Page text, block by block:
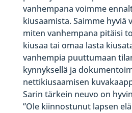
vanhempana voimme
kiusaamista. Saimme hyviä
miten vanhempana pitäisi
kiusaa tai omaa lasta
vanhempia puuttumaan
kynnyksellä ja
nettikiusaamisen
Sarin tärkein neuvo on
”Ole kiinnostunut lapsen